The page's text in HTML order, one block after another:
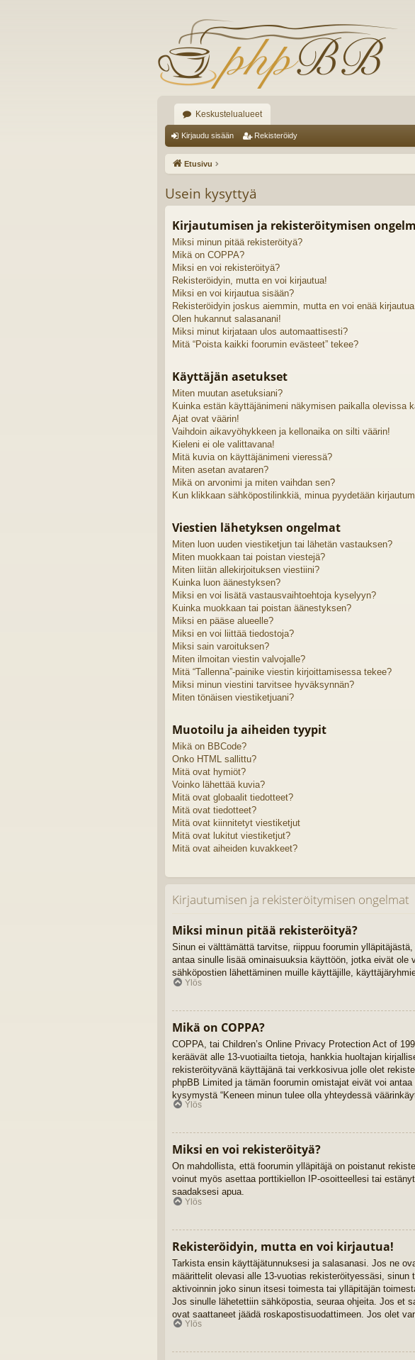
Keskustelualueet
Kirjaudu sisään Rekisteröidy
Etusivu
Usein kysyttyä
Kirjautumisen ja rekisteröitymisen
Miksi minun pitää rekisteröityä?
Mikä on COPPA?
Miksi en voi rekisteröityä?
Rekisteröidyin, mutta en voi kirjautua!
Miksi en voi kirjautua sisään?
Rekisteröidyin joskus aiemmin, mutta en voi enää
Olen hukannut salasanani!
Miksi minut kirjataan ulos automaattisesti?
Mitä “Poista kaikki foorumin evästeet” tekee?
Käyttäjän asetukset
Miten muutan asetuksiani?
Kuinka estän käyttäjänimeni näkymisen paikalla olevissa
Ajat ovat väärin!
Vaihdoin aikavyöhykkeen ja kellonaika on silti väärin!
Kieleni ei ole valittavana!
Mitä kuvia on käyttäjänimeni vieressä?
Miten asetan avataren?
Mikä on arvonimi ja miten vaihdan sen?
Kun klikkaan sähköpostilinkkiä, minua pyydetään
Viestien lähetyksen ongelmat
Miten luon uuden viestiketjun tai lähetän vastauksen?
Miten muokkaan tai poistan viestejä?
Miten liitän allekirjoituksen viestiini?
Kuinka luon äänestyksen?
Miksi en voi lisätä vastausvaihtoehtoja kyselyyn?
Kuinka muokkaan tai poistan äänestyksen?
Miksi en pääse alueelle?
Miksi en voi liittää tiedostoja?
Miksi sain varoituksen?
Miten ilmoitan viestin valvojalle?
Mitä “Tallenna”-painike viestin kirjoittamisessa tekee?
Miksi minun viestini tarvitsee hyväksynnän?
Miten tönäisen viestiketjuani?
Muotoilu ja aiheiden tyypit
Mikä on BBCode?
Onko HTML sallittu?
Mitä ovat hymiöt?
Voinko lähettää kuvia?
Mitä ovat globaalit tiedotteet?
Mitä ovat tiedotteet?
Mitä ovat kiinnitetyt viestiketjut
Mitä ovat lukitut viestiketjut?
Mitä ovat aiheiden kuvakkeet?
Kirjautumisen ja rekisteröitymisen ongelmat
Miksi minun pitää rekisteröityä?
Sinun ei välttämättä tarvitse, riippuu foorumin
antaa sinulle lisää ominaisuuksia käyttöön, jotka eivät
sähköpostien lähettäminen muille käyttäjille,
Ylös
Mikä on COPPA?
COPPA, tai Children’s Online Privacy Protection Act of
keräävät alle 13-vuotiailta tietoja, hankkia huoltajan
rekisteröityvänä käyttäjänä tai verkkosivua jolle olet
phpBB Limited ja tämän foorumin omistajat eivät voi
kysymystä “Keneen minun tulee olla yhteydessä
Ylös
Miksi en voi rekisteröityä?
On mahdollista, että foorumin ylläpitäjä on poistanut
voinut myös asettaa porttikiellon IP-osoitteellesi tai
saadaksesi apua.
Ylös
Rekisteröidyin, mutta en voi kirjautua!
Tarkista ensin käyttäjätunnuksesi ja salasanasi. Jos ne
määrittelit olevasi alle 13-vuotias rekisteröityessäsi,
aktivoinnin joko sinun itsesi toimesta tai ylläpitäjän
Jos sinulle lähetettiin sähköpostia, seuraa ohjeita. Jos et
ovat saattaneet jäädä roskapostisuodattimeen. Jos olet
Ylös